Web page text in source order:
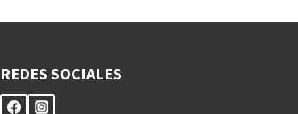
REDES SOCIALES